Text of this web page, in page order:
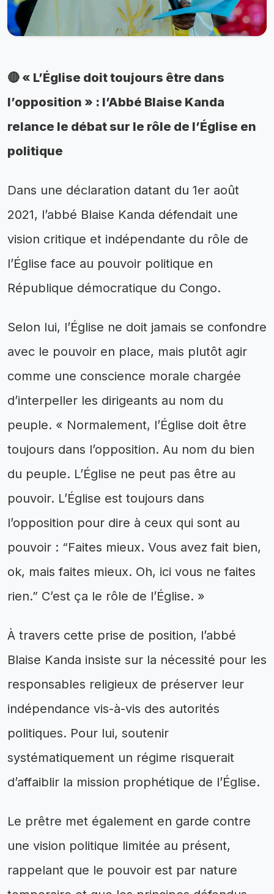
🔴 « L’Église doit toujours être dans
l’opposition » : l’Abbé Blaise Kanda
relance le débat sur le rôle de l’Église en
politique
Dans une déclaration datant du 1er août
2021, l’abbé Blaise Kanda défendait une
vision critique et indépendante du rôle de
l’Église face au pouvoir politique en
République démocratique du Congo.
Selon lui, l’Église ne doit jamais se confondre
avec le pouvoir en place, mais plutôt agir
comme une conscience morale chargée
d’interpeller les dirigeants au nom du
peuple. « Normalement, l’Église doit être
toujours dans l’opposition. Au nom du bien
du peuple. L’Église ne peut pas être au
pouvoir. L’Église est toujours dans
l’opposition pour dire à ceux qui sont au
pouvoir : “Faites mieux. Vous avez fait bien,
ok, mais faites mieux. Oh, ici vous ne faites
rien.” C’est ça le rôle de l’Église. »
À travers cette prise de position, l’abbé
Blaise Kanda insiste sur la nécessité pour les
responsables religieux de préserver leur
indépendance vis-à-vis des autorités
politiques. Pour lui, soutenir
systématiquement un régime risquerait
d’affaiblir la mission prophétique de l’Église.
Le prêtre met également en garde contre
une vision politique limitée au présent,
rappelant que le pouvoir est par nature